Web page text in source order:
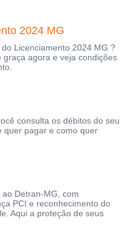
2024 MG
Licenciamento 2024 MG ?
graça agora e veja condições
consulta os débitos do seu
quer pagar e como quer
Detran-MG, com
PCI e reconhecimento do
Aqui a proteção de seus